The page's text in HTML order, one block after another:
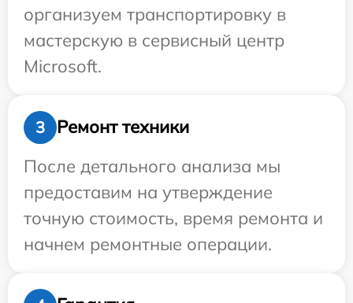
организуем транспортировку в
мастерскую в сервисный центр
Microsoft.
3
Ремонт техники
После детального анализа мы
предоставим на утверждение
точную стоимость, время ремонта и
начнем ремонтные операции.